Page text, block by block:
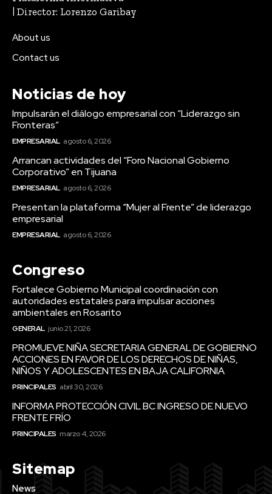
| Director: Lorenzo Garibay
About us
Contact us
Noticias de hoy
Impulsarán el diálogo empresarial con “Liderazgo sin
Fronteras”
EMPRESARIAL agosto 6, 2026
Arrancan actividades del “Foro Nacional Gobierno
Corporativo” en Tijuana
EMPRESARIAL agosto 6, 2026
Presentan la plataforma “Mujer al Frente” de liderazgo
empresarial
EMPRESARIAL agosto 6, 2026
Congreso
Fortalece Gobierno Municipal coordinación con
autoridades estatales para impulsar acciones
ambientales en Rosarito
GENERAL junio 21, 2026
PROMUEVE NIÑA SECRETARIA GENERAL DE GOBIERNO
ACCIONES EN FAVOR DE LOS DERECHOS DE NIÑAS,
NIÑOS Y ADOLESCENTES EN BAJA CALIFORNIA
PRINCIPALES abril 30, 2026
INFORMA PROTECCIÓN CIVIL BC INGRESO DE NUEVO
FRENTE FRÍO
PRINCIPALES marzo 4, 2026
Sitemap
News